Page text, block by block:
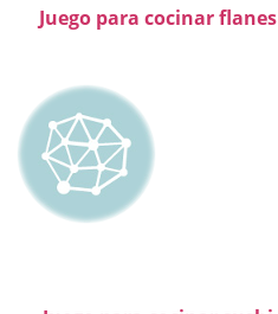
Juego para cocinar flanes